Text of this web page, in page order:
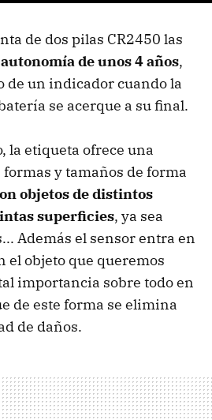
de dos pilas CR2450 las
autonomía de unos 4 años,
de un indicador cuando la
se acerque a su final.
la etiqueta ofrece una
y tamaños de forma
objetos de distintos
superficies, ya sea
Además el sensor entra en
el objeto que queremos
importancia sobre todo en
de este forma se elimina
de daños.